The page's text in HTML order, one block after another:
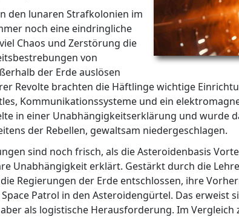
den lunaren Strafkolonien im
noch eine eindringliche
Chaos und Zerstörung die
von
der Erde auslösen
Revolte brachten die Häftlinge wichtige
Kommunikationssysteme und ein
in einer Unabhängigkeitserklärung und wurde
der Rebellen, gewaltsam niedergeschlagen.
sind noch frisch, als die Asteroidenbasis
Unabhängigkeit erklärt. Gestärkt durch die
Regierungen der Erde entschlossen, ihre
Patrol in den Asteroidengürtel. Das erweist
als logistische Herausforderung. Im